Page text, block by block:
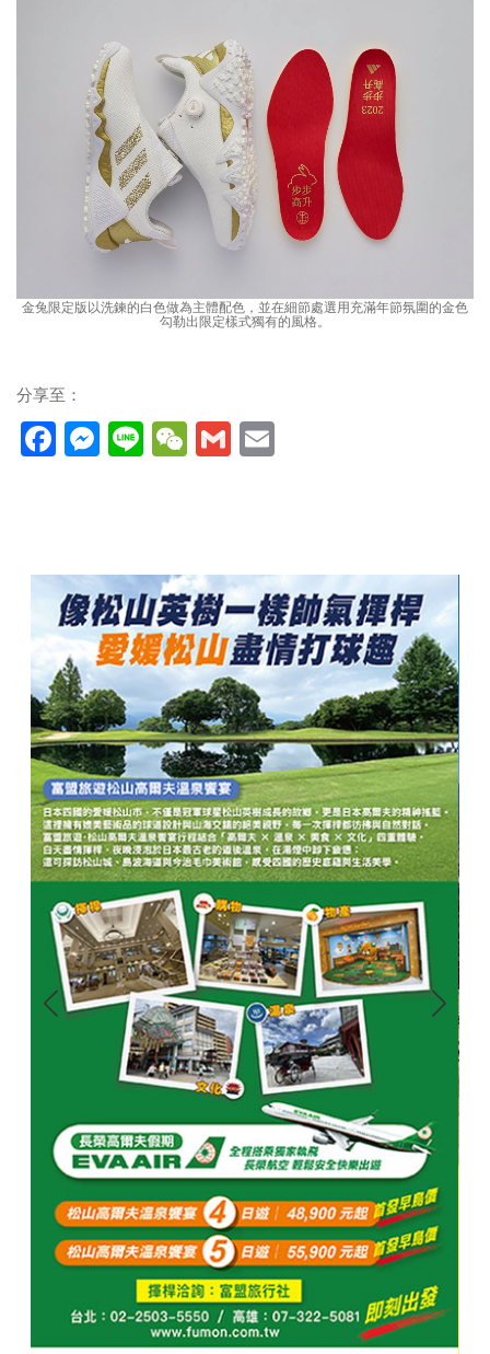
金兔限定版以洗鍊的白色做為主體配色，並在細節處選用充滿年節氛圍的金色
勾勒出限定樣式獨有的風格。
分享至：
Facebook
Messenger
LineWeChat
Gmail